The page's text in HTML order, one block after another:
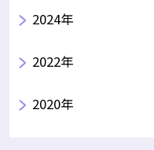
2024年
2022年
2020年